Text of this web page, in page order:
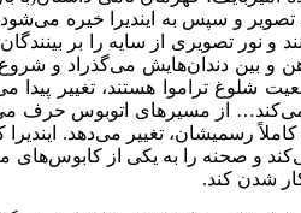
تصویر و سپس به ایندیرا
تصویری از سایه را بر
و بین دندان‌هایش می‌گذراد و
شلوغ تراموا هستند، تغییر
از مسیرهای اتوبوس حرف
رسمیشان، تغییر می‌دهد.
به نواختن می‌کند و صحنه را به یکی
شدن کند.